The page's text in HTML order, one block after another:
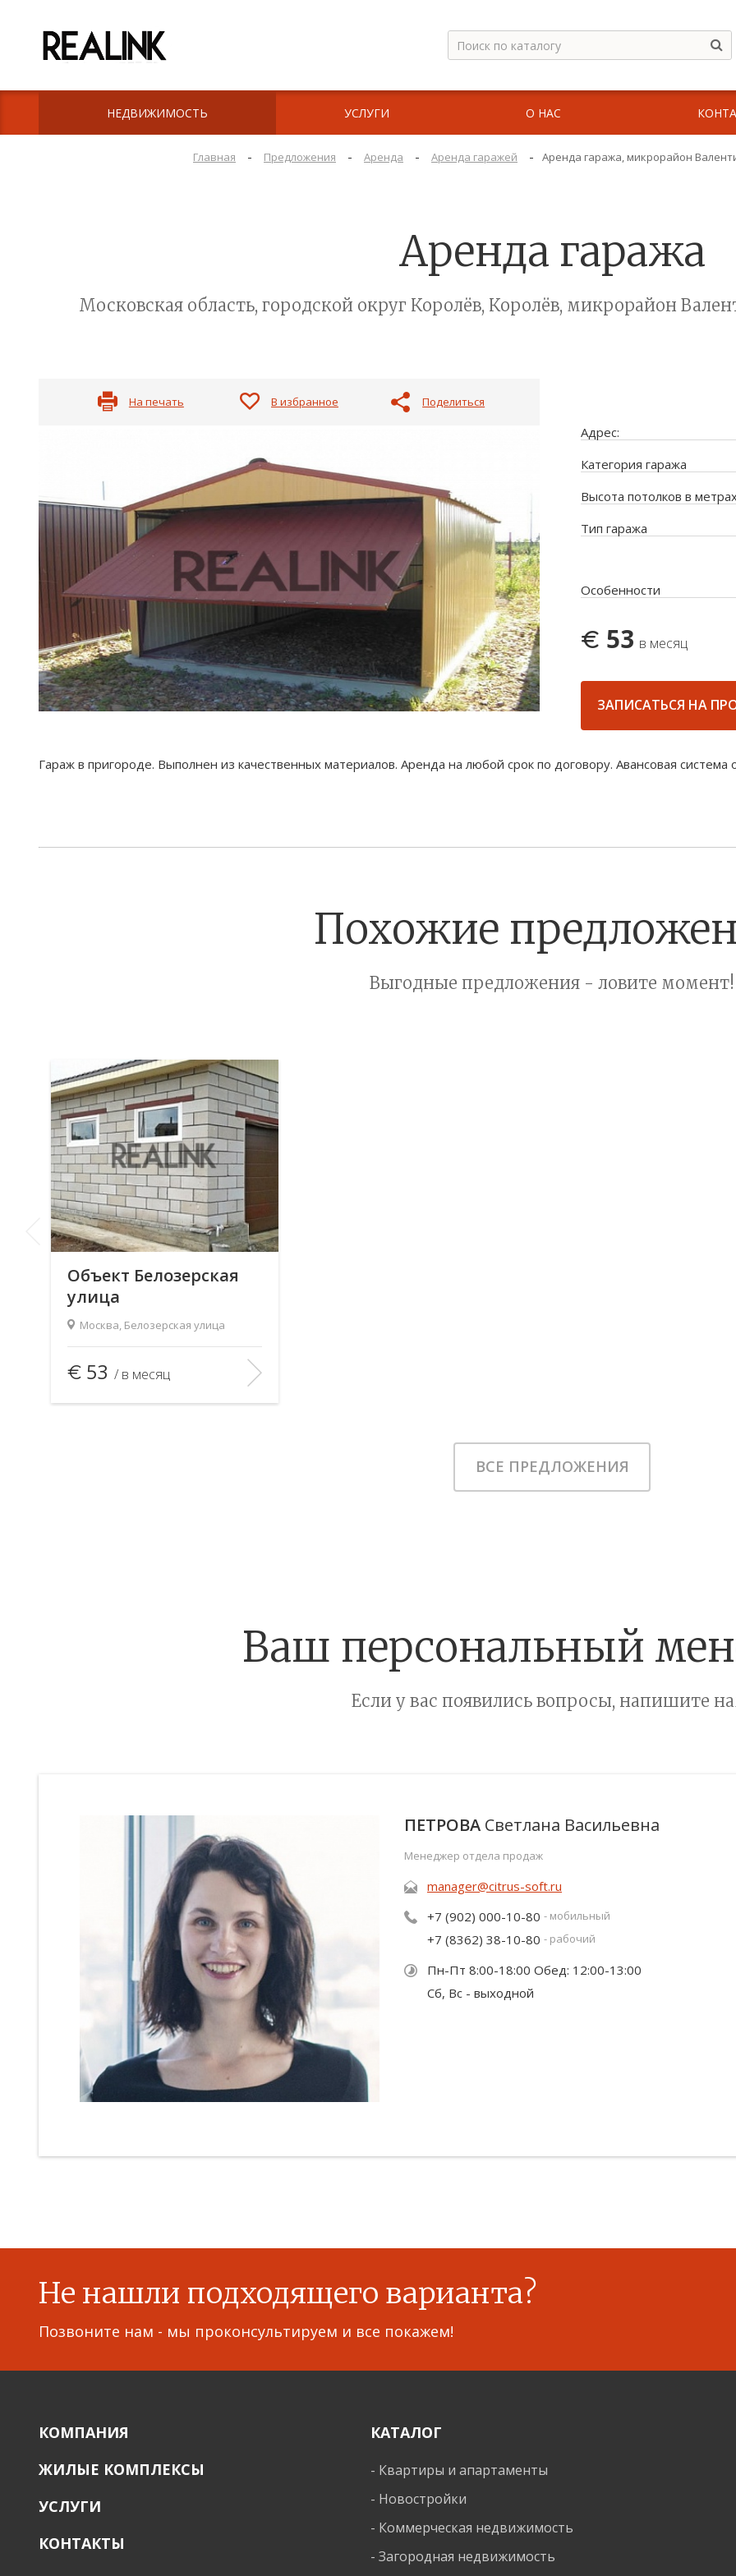
НЕДВИЖИМОСТЬ УСЛУГИ О НАС
Главная - Предложения - Аренда - Аренда гаражей - Аренда гаража, микрорайон
Аренда гаража
Московская область, городской округ Королёв, Королёв, микрорайон
На печать В избранное Поделиться
Адрес:
Категория гаража
Высота потолков в
Тип гаража
Особенности
53 в месяц
ЗАПИСАТЬСЯ НА
Гараж в пригороде. Выполнен из качественных материалов. Аренда на любой срок по договору. Авансовая система
Похожие
Выгодные предложения - ловите момент!
Объект Белозерская
улица
Москва, Белозерская улица
Площадь (общ/жил/кух), м2:
—/—/—
Количество комнат:
—
Этаж:
—/—
53 / в месяц
ВСЕ ПРЕДЛОЖЕНИЯ
Ваш персональный
Если у вас появились вопросы, напишите
ПЕТРОВА Светлана Васильевна
Менеджер отдела продаж
manager@citrus-soft.ru
+7 (902) 000-10-80 - мобильный
+7 (8362) 38-10-80 - рабочий
Пн-Пт 8:00-18:00 Обед: 12:00-13:00
Сб, Вс - выходной
Не нашли подходящего варианта?
Позвоните нам - мы проконсультируем и все покажем!
КОМПАНИЯ
ЖИЛЫЕ КОМПЛЕКСЫ
УСЛУГИ
КОНТАКТЫ
КАТАЛОГ
- Квартиры и апартаменты
- Новостройки
- Коммерческая недвижимость
-Загородная недвижимость